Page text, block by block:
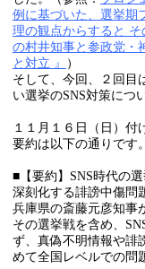
例に基づいた、選挙期
理の観点からすると
の村井知事と参政党
と対立 』
）
そして、今回、２回目
い選挙のSNS対策につ
１１月１６日（日）付
要約は以下の通りです
■【要約】 SNS時代の
深刻化する誹謗中傷問
兵庫県の斎藤元彦知事
その選挙戦を含め、
ず、真偽不明情報や誹
めて全国レベルでの問